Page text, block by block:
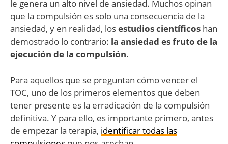
le genera un alto nivel de ansiedad. Muchos opinan
que la compulsión es solo una consecuencia de la
ansiedad, y en realidad, losestudios científicos han
demostrado lo contrario: la ansiedad es fruto de la
ejecución de la compulsión.
Para aquellos que se preguntan cómo vencer el
TOC, uno de los primeros elementos que deben
tener presente es la erradicación de la compulsión
definitiva. Y para ello, es importante primero, antes
de empezar la terapia, identificar todas las